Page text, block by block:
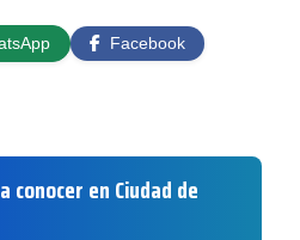
Facebook
en Ciudad de